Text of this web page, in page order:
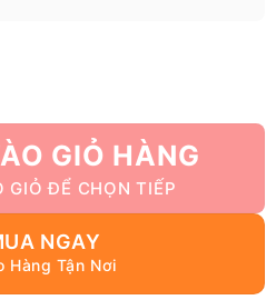
GIỎ HÀNG
NGAY